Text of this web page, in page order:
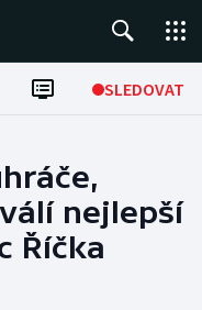
SLEDOVAT
nejlepší
Říčka